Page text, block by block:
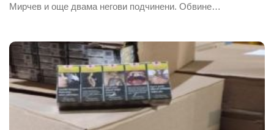
Мирчев и още двама негови подчинени. Обвине…